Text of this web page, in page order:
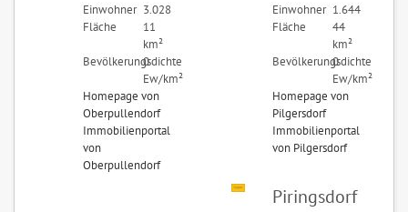
Einwohner 3.028
Fläche
11
km²
Bevölkerungsdichte
0
Ew/km²
Homepage von
Oberpullendorf
Immobilienportal
von
Oberpullendorf
Einwohner 1.644
Fläche
44
km²
Bevölkerungsdichte
0
Ew/km²
Homepage von
Pilgersdorf
Immobilienportal
von Pilgersdorf
Piringsdorf